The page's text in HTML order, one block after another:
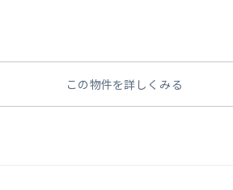
この物件を詳しくみる